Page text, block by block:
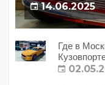
14.06.2025
Где в